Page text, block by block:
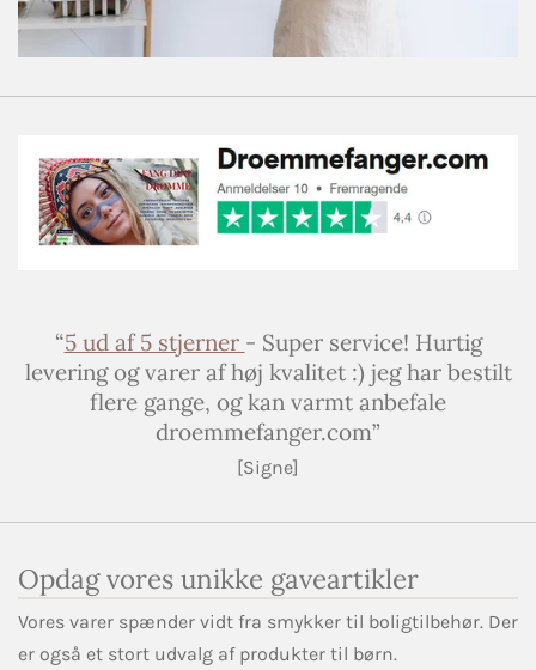
“5 ud af 5 stjerner - Super service! Hurtig
levering og varer af høj kvalitet :) jeg har bestilt
flere gange, og kan varmt anbefale
droemmefanger.com”
[Signe]
Opdag vores unikke gaveartikler
Vores varer spænder vidt fra smykker til boligtilbehør. Der
er også et stort udvalg af produkter til børn.